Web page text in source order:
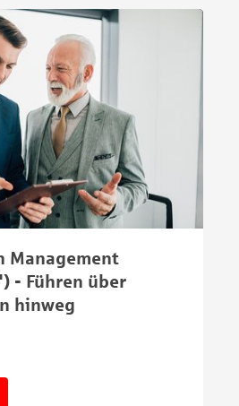
Management
- Führen über
hinweg